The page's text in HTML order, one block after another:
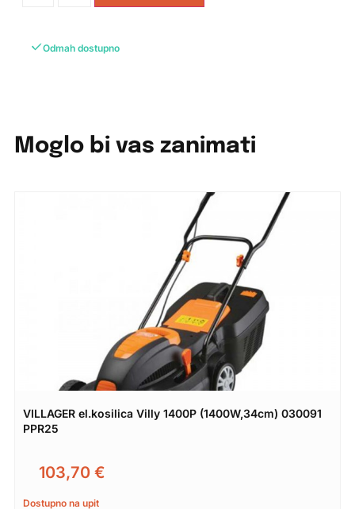
Odmah dostupno
Moglo bi vas zanimati
VILLAGER el.kosilica Villy 1400P (1400W,34cm) 030091
PPR25
103,70 €
Dostupno na upit